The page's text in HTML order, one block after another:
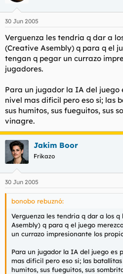
30 Jun 2005
Verguenza les tendria q dar a
(Creative Asembly) q para q el
tengan q pegar un currazo
jugadores.
Para un jugador la IA del juego
nivel mas dificil pero eso si; las
sus humitos, sus fueguitos, sus
vinagre.
Jakim Boor
Frikazo
30 Jun 2005
bonobo rebuznó:
Verguenza les tendria q dar a los
Asembly) q para q el juego
un currazo impresionante los
Para un jugador la IA del juego es
mas dificil pero eso si; las
humitos, sus fueguitos, sus